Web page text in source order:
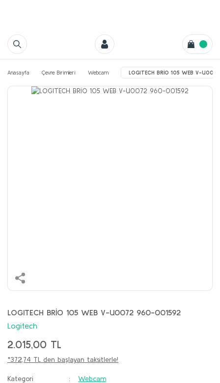
Anasayfa Çevre Birimleri Webcam LOGITECH BRİO 105 WEB V-
LOGITECH BRİO 105 WEB V-U0072 960-001592
Logitech
2.015,00 TL
*372,74 TL den başlayan taksitlerle!
Kategori
Webcam